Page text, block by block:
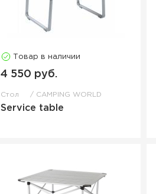
Товар в наличии
4 550 руб.
Стол CAMPING WORLD
Service table